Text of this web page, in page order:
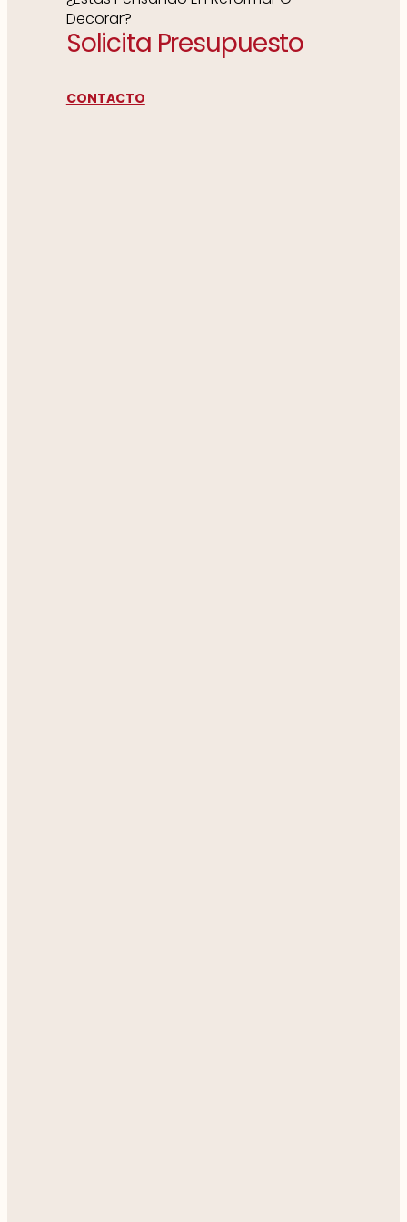
Decorar?
Solicita Presupuesto
CONTACTO